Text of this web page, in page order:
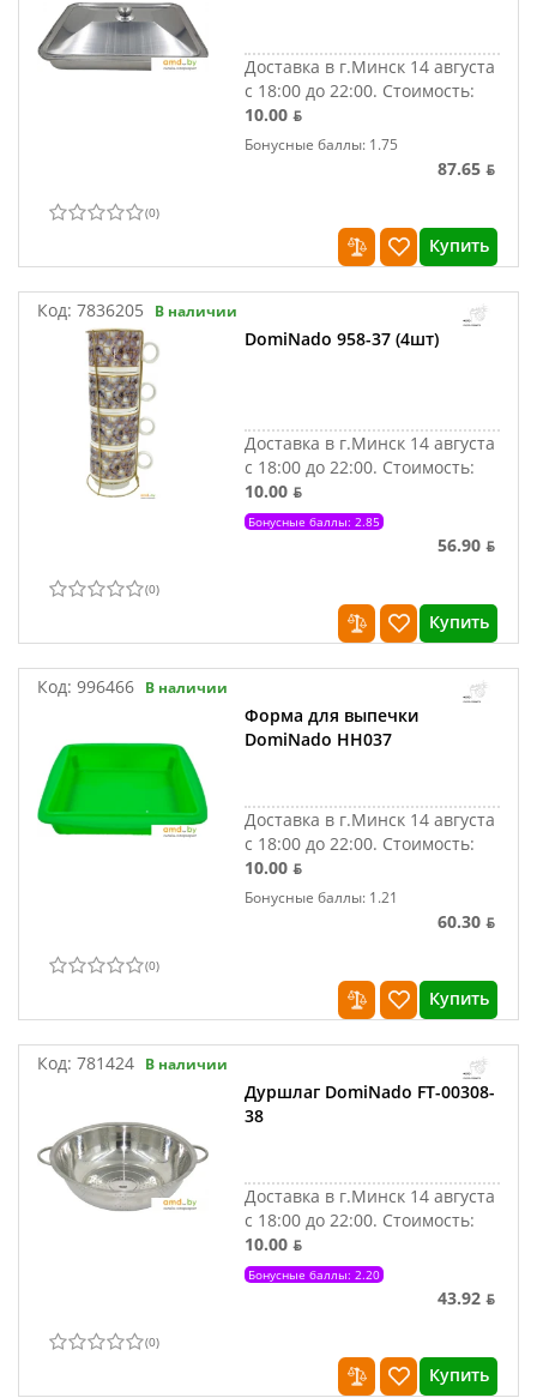
Доставка в г.Минск 14 августа
с 18:00 до 22:00. Стоимость:
10.00 ƃ
Бонусные баллы: 1.75
87.65 ƃ
(0)
Купить
Код: 7836205 В наличии
DomiNado 958-37 (4шт)
Доставка в г.Минск 14 августа
с 18:00 до 22:00. Стоимость:
10.00 ƃ
Бонусные баллы: 2.85
56.90 ƃ
(0)
Купить
Код: 996466 В наличии
Форма для выпечки
DomiNado НН037
Доставка в г.Минск 14 августа
с 18:00 до 22:00. Стоимость:
10.00 ƃ
Бонусные баллы: 1.21
60.30 ƃ
(0)
Купить
Код: 781424 В наличии
Дуршлаг DomiNado FT-00308-
38
Доставка в г.Минск 14 августа
с 18:00 до 22:00. Стоимость:
10.00 ƃ
Бонусные баллы: 2.20
43.92 ƃ
(0)
Купить